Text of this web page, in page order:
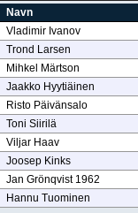
Navn
Vladimir Ivanov
Trond Larsen
Mihkel Märtson
Jaakko Hyytiäinen
Risto Päivänsalo
Toni Siirilä
Viljar Haav
Joosep Kinks
Jan Grönqvist 1962
Hannu Tuominen